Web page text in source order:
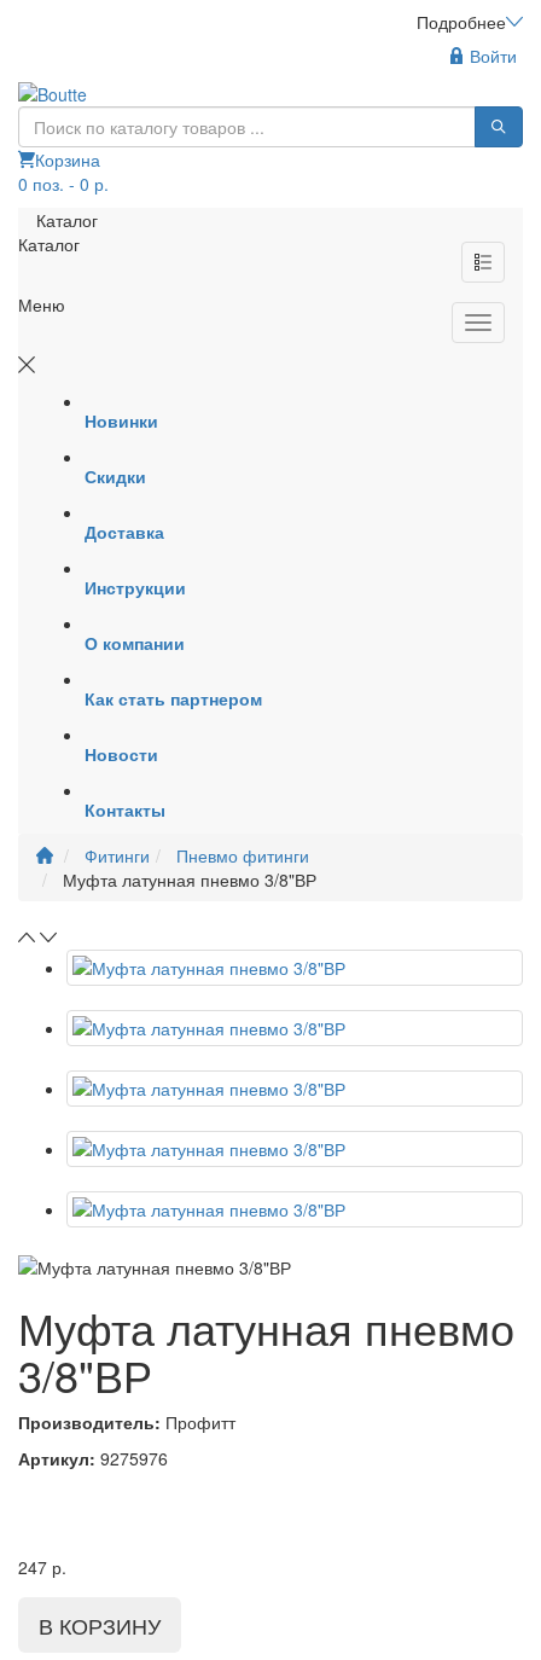
Подробнее
Войти
Корзина
0 поз. - 0 р.
Каталог
Каталог
Меню
Новинки
Скидки
Доставка
Инструкции
О компании
Как стать партнером
Новости
Контакты
Фитинги
Пневмо фитинги
Муфта латунная пневмо 3/8"ВР
Муфта латунная пневмо
3/8"ВР
Производитель: Профитт
Артикул: 9275976
247 р.